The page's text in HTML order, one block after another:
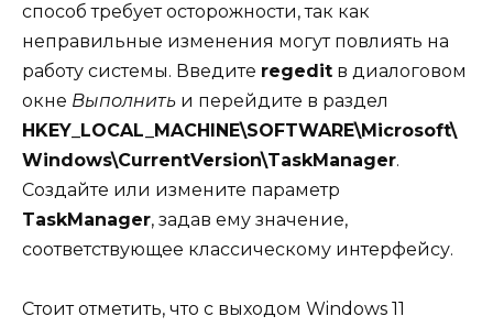
способ требует осторожности, так как
неправильные изменения могут повлиять на
работу системы. Введите regedit в диалоговом
окне Выполнить и перейдите в раздел
HKEY_LOCAL_MACHINE\SOFTWARE\Microsoft\
Windows\CurrentVersion\TaskManager.
Создайте или измените параметр
TaskManager, задав ему значение,
соответствующее классическому интерфейсу.
Стоит отметить, что с выходом Windows 11